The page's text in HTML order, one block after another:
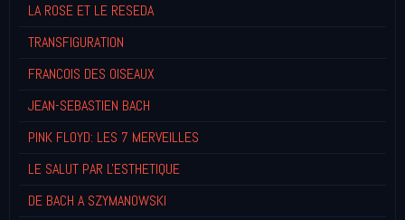
LA ROSE ET LE RESEDA
TRANSFIGURATION
FRANCOIS DES OISEAUX
JEAN-SEBASTIEN BACH
PINK FLOYD: LES 7 MERVEILLES
LE SALUT PAR L'ESTHETIQUE
DE BACH A SZYMANOWSKI